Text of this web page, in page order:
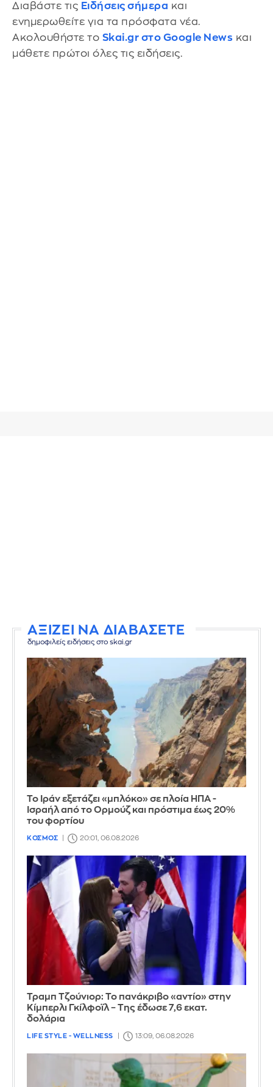
Διαβάστε τις Ειδήσεις σήμερα και
ενημερωθείτε για τα πρόσφατα νέα.
Ακολουθήστε το Skai.gr στο Google News και
μάθετε πρώτοι όλες τις ειδήσεις.
ΑΞΙΖΕΙ ΝΑ ΔΙΑΒΑΣΕΤΕ
δημοφιλείς ειδήσεις στο skai.gr
Το Ιράν εξετάζει «μπλόκο» σε πλοία ΗΠΑ -
Ισραήλ από το Ορμούζ και πρόστιμα έως 20%
του φορτίου
ΚΟΣΜΟΣ 20:01, 06.08.2026
Τραμπ Τζούνιορ: Το πανάκριβο «αντίο» στην
Κίμπερλι Γκίλφοϊλ – Της έδωσε 7,6 εκατ.
δολάρια
LIFE STYLE - WELLNESS 13:09, 06.08.2026